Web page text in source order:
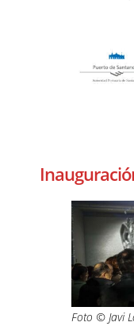
Foto © Javi